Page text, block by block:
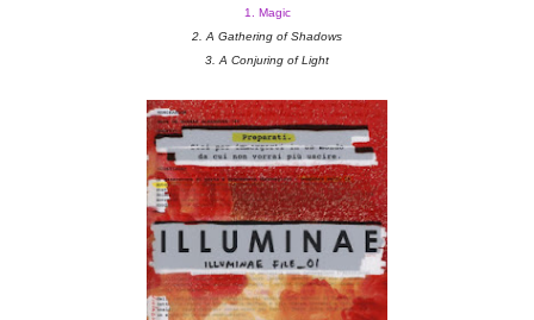
1. Magic
2. A Gathering of Shadows
3. A Conjuring of Light